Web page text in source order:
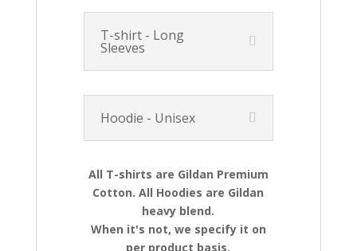
T-shirt - Long
Sleeves
Hoodie - Unisex
All T-shirts are Gildan Premium
Cotton. All Hoodies are Gildan
heavy blend.
When it's not, we specify it on
per product basis.